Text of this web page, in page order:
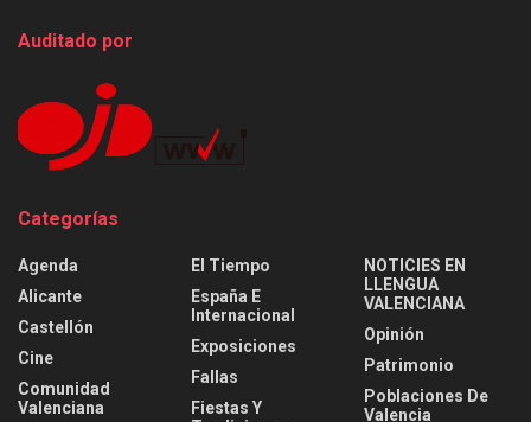
Auditado por
Categorías
Agenda
Alicante
Castellón
Cine
Comunidad
Valenciana
El Tiempo
España E
Internacional
Exposiciones
Fallas
Fiestas Y
NOTICIES EN
LLENGUA
VALENCIANA
Opinión
Patrimonio
Poblaciones De
Valencia